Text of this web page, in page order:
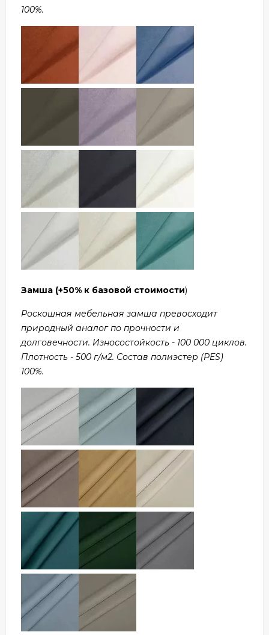
100%.
Замша (+50% к базовой стоимости)
Роскошная мебельная замша превосходит
природный аналог по прочности и
долговечности. Износостойкость - 100 000 циклов.
Плотность - 500 г/м2. Состав полиэстер (PES)
100%.